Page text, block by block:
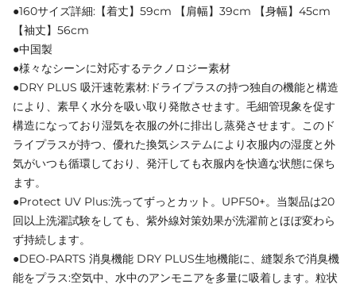
●160サイズ詳細:【着丈】59cm 【肩幅】39cm 【身幅】45cm
【袖丈】56cm
●中国製
●様々なシーンに対応するテクノロジー素材
●DRY PLUS 吸汗速乾素材:ドライプラスの持つ独自の機能と構造
により、素早く水分を吸い取り発散させます。毛細管現象を促す
構造になっており湿気を衣服の外に排出し蒸発させます。このド
ライプラスが持つ、優れた換気システムにより衣服内の湿度と外
気がいつも循環しており、発汗しても衣服内を快適な状態に保ち
ます。
●Protect UV Plus:洗ってずっとカット。UPF50+。当製品は20
回以上洗濯試験をしても、紫外線対策効果が洗濯前とほぼ変わら
ず持続します。
●DEO-PARTS 消臭機能 DRY PLUS生地機能に、縫製糸で消臭機
能をプラス:空気中、水中のアンモニアを多量に吸着します。粒状